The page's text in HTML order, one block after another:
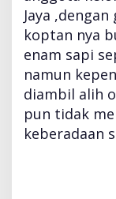
Jaya
koptan nya
enam sapi
namun
diambil alih
pun tidak
keberadaan